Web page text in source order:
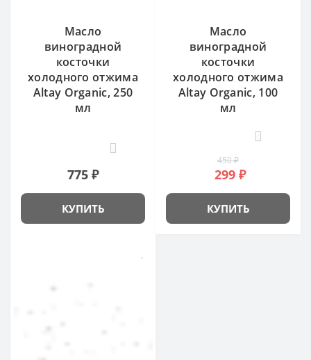
Масло
виноградной
косточки
холодного отжима
Altay Organic, 250
мл
775 ₽
КУПИТЬ
Масло
виноградной
косточки
холодного отжима
Altay Organic, 100
мл
450 ₽
299 ₽
КУПИТЬ